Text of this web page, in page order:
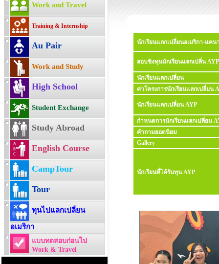
Work and Travel
Training & Internship
Au Pair
Work and Study
High School
Student Exchange
Study Abroad
English Course
CampTour
Tour
ทุนไปแลกเปลี่ยน
อเมริกา
แบบทดสอบก่อนไป
Work & Travel
นักเรียนแลกเปลี่ยนอเมริกา-แคน
สอบชิงทุนนักเรียนแลกเปลี่น AYP
นักเรียนแลกเปลี่ยน
ค่าโครงการนักเรียนแลกเปลี่ยน
นักเรียนแลกเปลี่ยน AYP
กำหนดการนักเรียนแลกเปลี่ยน
คำถามยอดนิยม
Gallery
นักเรียนที่ได้รับทุน AYP